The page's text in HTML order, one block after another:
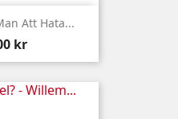
Att Hata...
kr